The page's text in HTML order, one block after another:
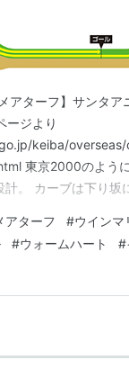
アターフ】サンタ
ージより
keiba/
東京2000のよう
計。 カーブは下り坂
回りコースを走る
と中山より短い。
ーが揃った。 A イ
◀◁◁◁ …
アターフ #ウインマ
#ウォームハート #